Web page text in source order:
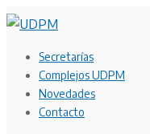
Saltar
contenidoSecretarías
Complejos UDPM
Novedades
Contacto